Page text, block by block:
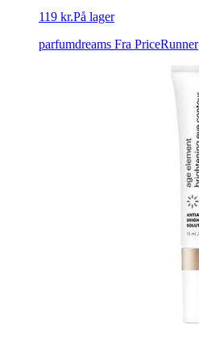
119 kr.På lager
parfumdreams Fra PriceRunner